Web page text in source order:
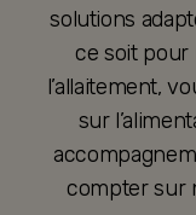
solutions
ce soit pour
l’allaitement,
sur
compter sur